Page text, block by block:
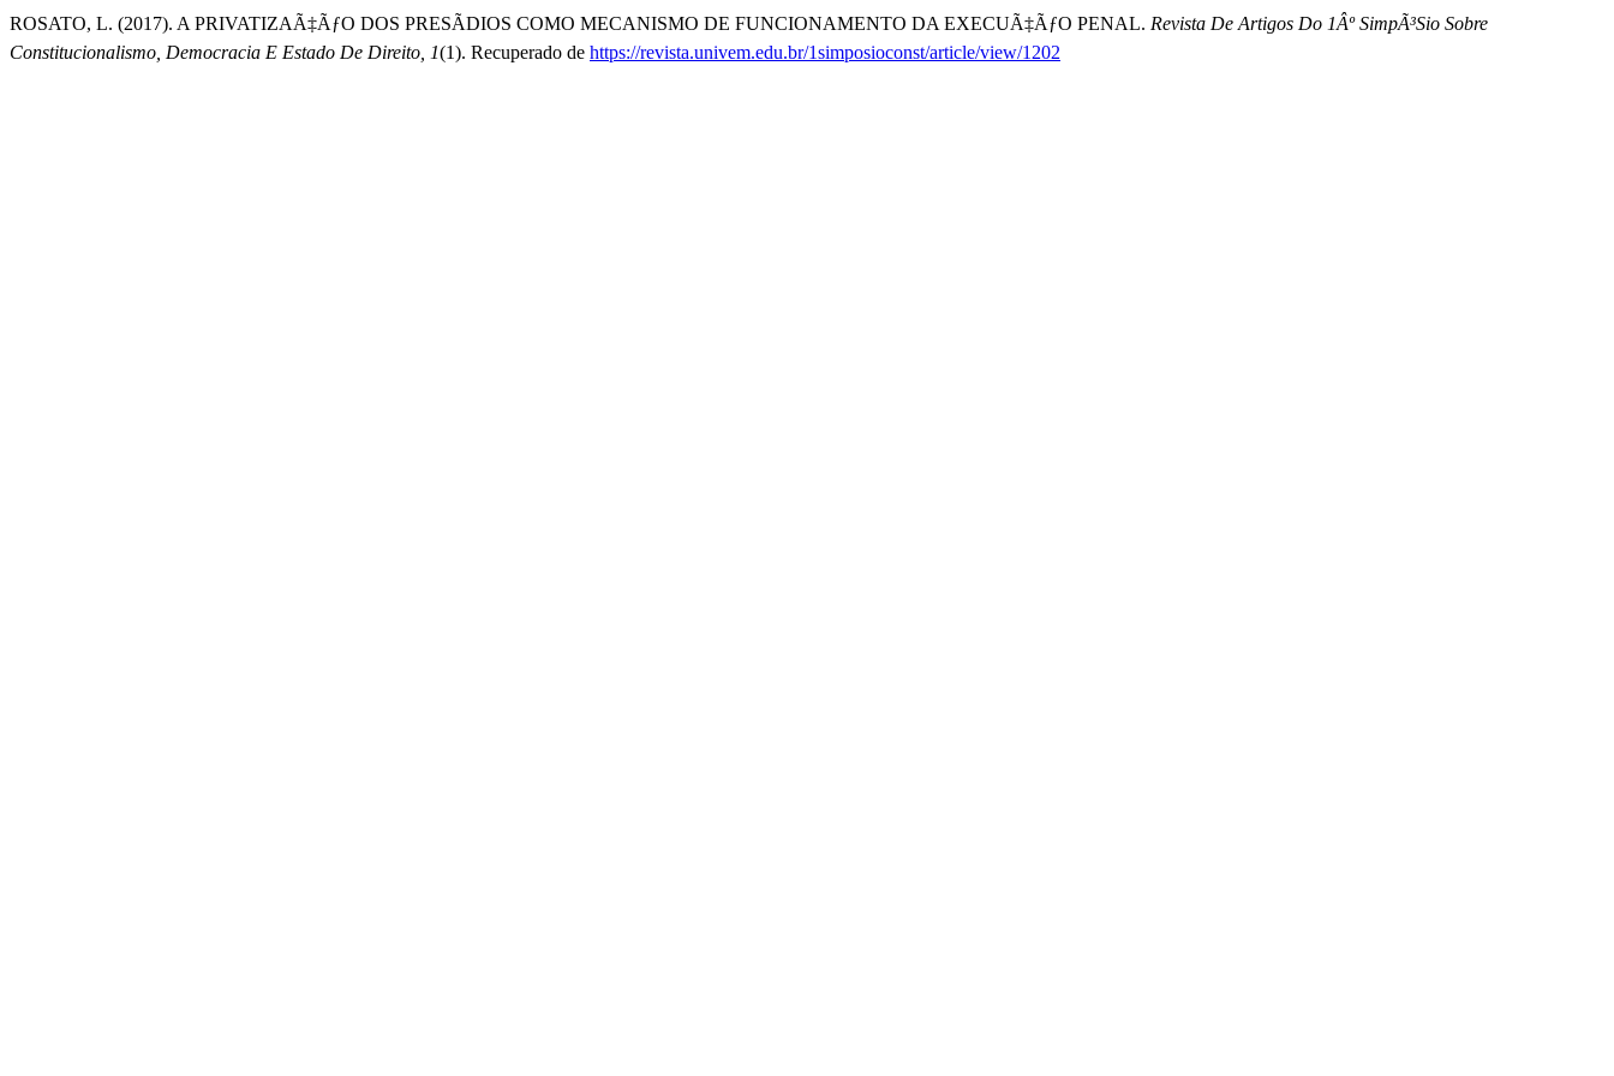
ROSATO, L. (2017). A PRIVATIZAÃ‡ÃƒO DOS PRESÃDIOS COMO MECANISMO DE FUNCIONAMENTO DA EXECUÃ‡ÃƒO PENAL. Revista De Artigos Do 1Âº SimpÃ³Sio Sobre
Constitucionalismo, Democracia E Estado De Direito, 1(1). Recuperado de https://revista.univem.edu.br/1simposioconst/article/view/1202